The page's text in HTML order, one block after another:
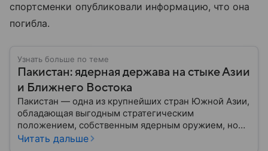
спортсменки опубликовали информацию, что она
погибла.
Узнать больше по теме
Пакистан: ядерная держава на стыке Азии
и Ближнего Востока
Пакистан — одна из крупнейших стран Южной Азии,
обладающая выгодным стратегическим
положением, собственным ядерным оружием, но
сложной внутренней и внешнеполитической
Читать дальше